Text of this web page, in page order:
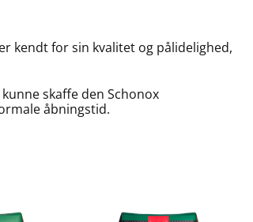
kendt for sin kvalitet og pålidelighed,
skaffe den Schonox
åbningstid.